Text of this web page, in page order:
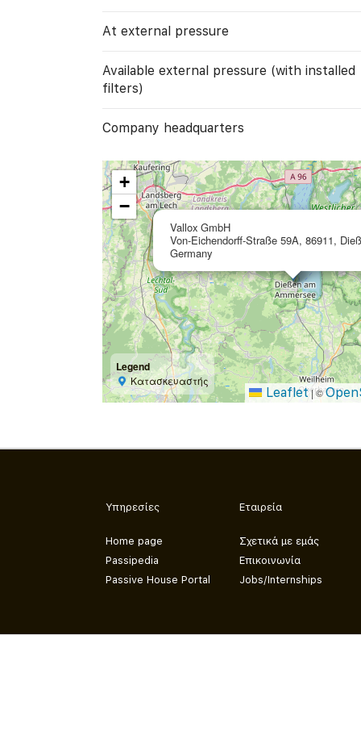
At external pressure
Available external pressure (with installed
filters)
Company headquarters
Vallox GmbH
Von-Eichendorff-Straße 59A, 86911,
Germany
+
−
Legend
Κατασκευαστής
Leaflet|©
Υπηρεσίες
Home page
Passipedia
Passive House Portal
Εταιρεία
Σχετικά με εμάς
Επικοινωνία
Jobs/Internships